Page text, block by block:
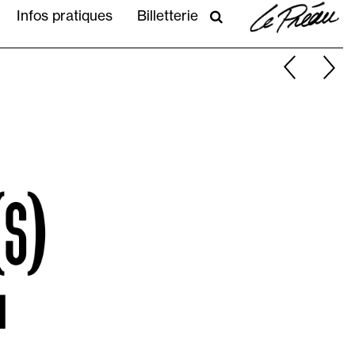
PRATIQUE
Infos pratiques Billetterie RECHERCHER